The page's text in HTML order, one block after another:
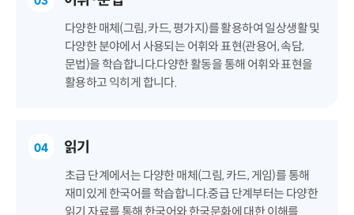
다양한 매체(그림, 카드, 평가지)를 활용하여 일상생활 및
다양한 분야에서 사용되는 어휘와 표현(관용어, 속담,
문법)을 학습합니다.다양한 활동을 통해 어휘와 표현을
활용하고 익히게 합니다.
04 읽기
초급 단계에서는 다양한 매체(그림, 카드, 게임)를 통해
재미있게 한국어를 학습합니다.중급 단계부터는 다양한
읽기 자료를 통해 한국어와 한국문화에 대한 이해를